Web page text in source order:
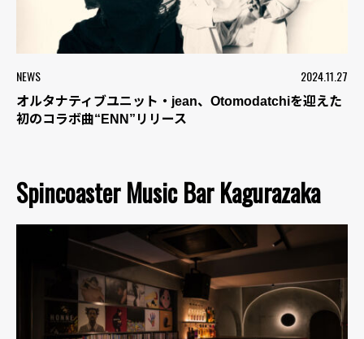
NEWS 2024.11.27
オルタナティブユニット・jean、Otomodatchiを迎えた
初のコラボ曲“ENN”リリース
Spincoaster Music Bar Kagurazaka